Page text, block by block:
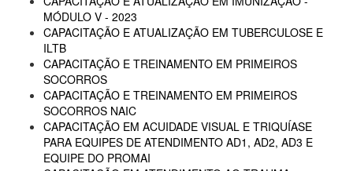
MÓDULO V - 2023
CAPACITAÇÃO E ATUALIZAÇÃO EM TUBERCULOSE E
ILTB
CAPACITAÇÃO E TREINAMENTO EM PRIMEIROS
SOCORROS
CAPACITAÇÃO E TREINAMENTO EM PRIMEIROS
SOCORROS NAIC
CAPACITAÇÃO EM ACUIDADE VISUAL E TRIQUÍASE
PARA EQUIPES DE ATENDIMENTO AD1, AD2, AD3 E
EQUIPE DO PROMAI